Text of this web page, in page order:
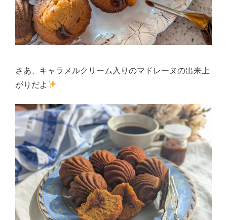
さあ、キャラメルクリーム入りのマドレーヌの出来上
がりだよ